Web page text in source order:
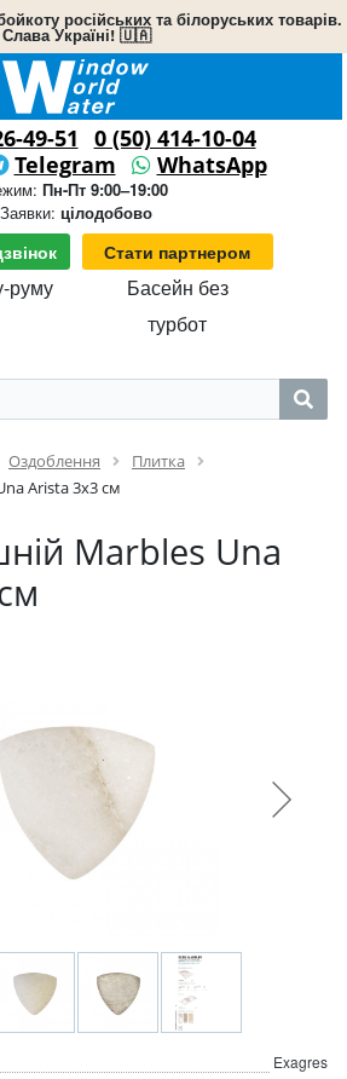
російських та білоруських товарів.
Слава Україні! 🇺🇦
49-51
0 (50) 414-10-04
Telegram WhatsApp
Пн-Пт 9:00–19:00
Заявки: цілодобово
Стати партнером
руму
Басейн без
турбот
Оздоблення
Плитка
Arista 3х3 см
Marbles Unа
Exagres